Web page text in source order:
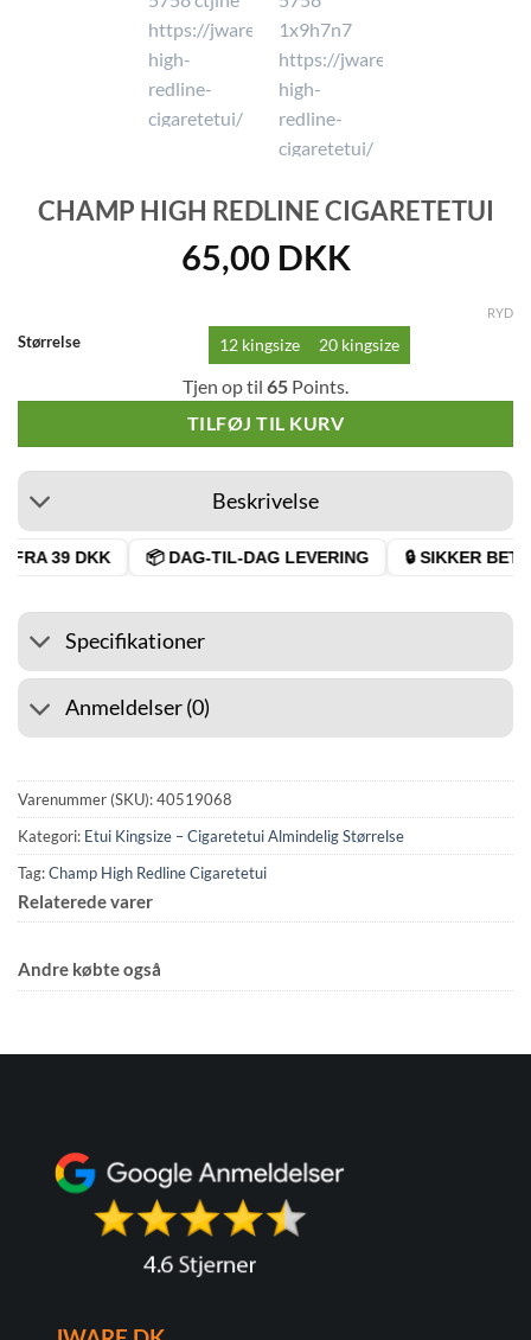
CHAMP HIGH REDLINE CIGARETETUI
65,00 DKK
Størrelse 12 kingsize 20 kingsize
RYD
Tjen op til 65 Points.
TILFØJ TIL KURV
Beskrivelse
39 DKK 📦 DAG-TIL-DAG LEVERING 🔒 SIKKER
Specifikationer
Anmeldelser (0)
Varenummer (SKU):40519068
Kategori: Etui Kingsize – Cigaretetui Almindelig Størrelse
Tag:Champ High Redline Cigaretetui
Relaterede varer
Andre købte også